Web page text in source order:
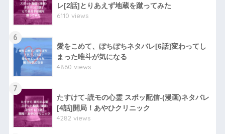
レ[2話]とりあえず地蔵を蹴ってみた
6110 views
6
愛をこめて、ぼちぼちネタバレ[6話]変わってし
まった唯斗が気になる
4860 views
7
たすけて-読モの心霊 スポッ配信-(漫画)ネタバレ
[4話]開局！あやひクリニック
4282 views